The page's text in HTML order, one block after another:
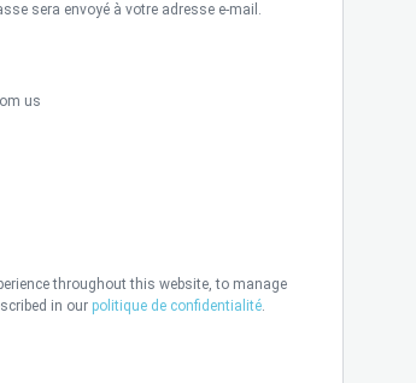
sera envoyé à votre adresse e-mail.
us
throughout this website, to manage
in our politique de confidentialité